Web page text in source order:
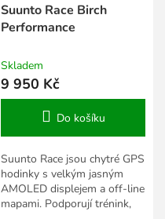
Suunto Race Birch
Performance
Skladem
9 950 Kč
Do košíku
Suunto Race jsou chytré GPS
hodinky s velkým jasným
AMOLED displejem a off-line
mapami. Podporují trénink,